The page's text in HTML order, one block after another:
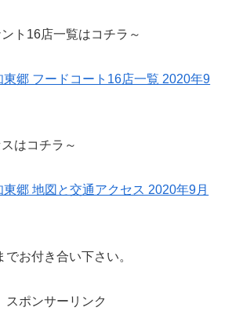
ト16店一覧はコチラ～
東郷 フードコート16店一覧 2020年9
はコチラ～
郷 地図と交通アクセス 2020年9月
お付き合い下さい。
スポンサーリンク